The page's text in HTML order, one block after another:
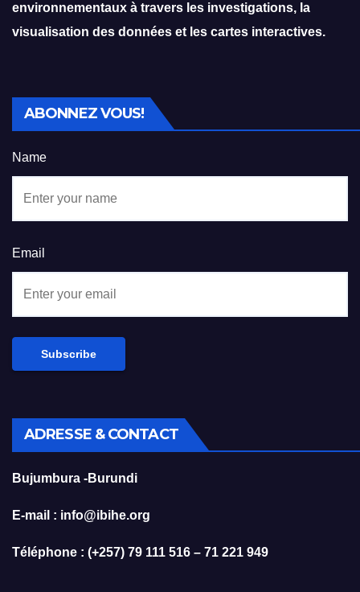
environnementaux à travers les investigations, la
visualisation des données et les cartes interactives.
ABONNEZ VOUS!
Name
Email
ADRESSE & CONTACT
Bujumbura -Burundi
E-mail : info@ibihe.org
Téléphone : (+257) 79 111 516 – 71 221 949